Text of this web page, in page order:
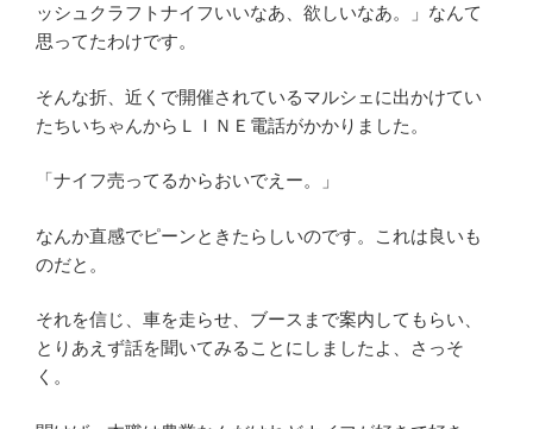
ッシュクラフトナイフいいなあ、欲しいなあ。」なんて
思ってたわけです。
そんな折、近くで開催されているマルシェに出かけてい
たちいちゃんからＬＩＮＥ電話がかかりました。
「ナイフ売ってるからおいでえー。」
なんか直感でピーンときたらしいのです。これは良いも
のだと。
それを信じ、車を走らせ、ブースまで案内してもらい、
とりあえず話を聞いてみることにしましたよ、さっそ
く。